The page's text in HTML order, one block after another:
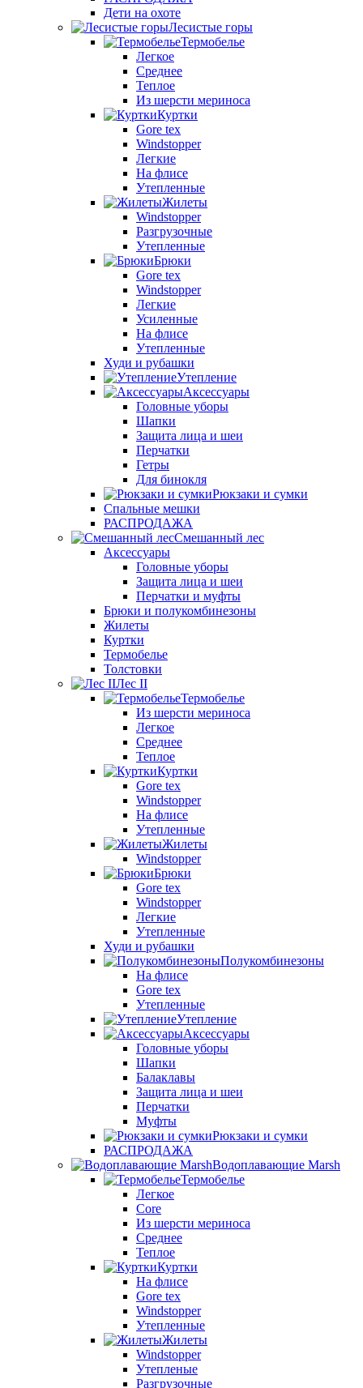
Дети на охоте
Лесистые горы
Термобелье
Легкое
Среднее
Теплое
Из шерсти мериноса
Куртки
Gore tex
Windstopper
Легкие
На флисе
Утепленные
Жилеты
Windstopper
Разгрузочные
Утепленные
Брюки
Gore tex
Windstopper
Легкие
Усиленные
На флисе
Утепленные
Худи и рубашки
Утепление
Аксессуары
Головные уборы
Шапки
Защита лица и шеи
Перчатки
Гетры
Для бинокля
Рюкзаки и сумки
Спальные мешки
РАСПРОДАЖА
Смешанный лес
Аксессуары
Головные уборы
Защита лица и шеи
Перчатки и муфты
Брюки и полукомбинезоны
Жилеты
Куртки
Термобелье
Толстовки
Лес II
Термобелье
Из шерсти мериноса
Легкое
Среднее
Теплое
Куртки
Gore tex
Windstopper
На флисе
Утепленные
Жилеты
Windstopper
Брюки
Gore tex
Windstopper
Легкие
Утепленные
Худи и рубашки
Полукомбинезоны
На флисе
Gore tex
Утепленные
Утепление
Аксессуары
Головные уборы
Шапки
Балаклавы
Защита лица и шеи
Перчатки
Муфты
Рюкзаки и сумки
РАСПРОДАЖА
Водоплавающие Marsh
Термобелье
Легкое
Core
Из шерсти мериноса
Среднее
Теплое
Куртки
На флисе
Gore tex
Windstopper
Утепленные
Жилеты
Windstopper
Утепленые
Разгрузочные